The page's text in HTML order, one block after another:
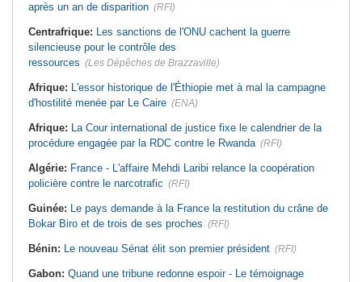
après un an de disparition (RFI)
Centrafrique: Les sanctions de l'ONU cachent la guerre
silencieuse pour le contrôle des
ressources (Les Dépêches de Brazzaville)
Afrique: L'essor historique de l'Éthiopie met à mal la campagne
d'hostilité menée par Le Caire (ENA)
Afrique: La Cour international de justice fixe le calendrier de la
procédure engagée par la RDC contre le Rwanda (RFI)
Algérie: France - L'affaire Mehdi Laribi relance la coopération
policière contre le narcotrafic (RFI)
Guinée: Le pays demande à la France la restitution du crâne de
Bokar Biro et de trois de ses proches (RFI)
Bénin: Le nouveau Sénat élit son premier président (RFI)
Gabon: Quand une tribune redonne espoir - Le témoignage